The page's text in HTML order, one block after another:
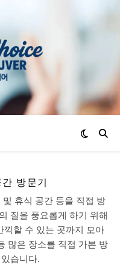
방문기
휴식 공간 등을 직접 방
질을 풍요롭게 하기 위해
끽할 수 있는 곳까지 모아
많은 장소를 직접 가본 방
습니다.